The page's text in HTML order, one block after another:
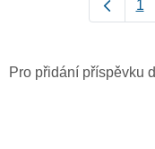
1
Pro přidání příspěvku